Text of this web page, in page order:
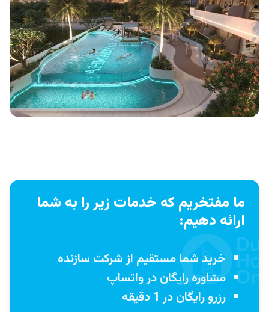
ما مفتخریم که خدمات زیر را به شما
ارائه دهیم:
خرید شما مستقیم از شرکت سازنده
مشاوره رایگان در واتساپ
رزرو رایگان در 1 دقیقه